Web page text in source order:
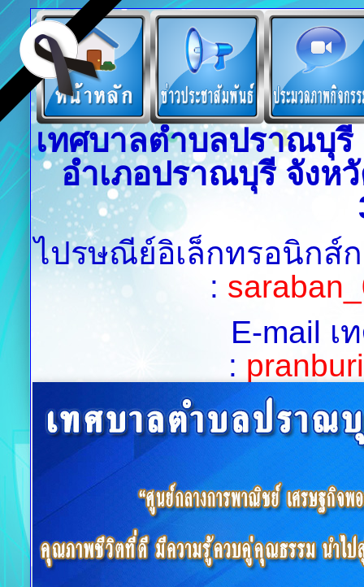
เทศบาลตำบลปราณบุ
อำเภอปราณบุรี จังห
ไปรษณีย์อิเล็กทรอนิกส์
:
E-mail
: